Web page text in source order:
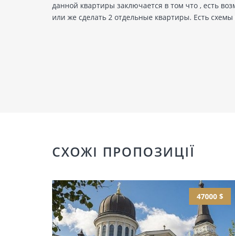
данной квартиры заключается в том что , есть
или же сделать 2 отдельные квартиры. Есть
СХОЖІ ПРОПОЗИЦІЇ
47000 $